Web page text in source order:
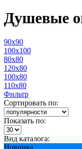
Душевые
90x90
100x100
80x80
120x80
100x80
110x80
Фильтр
Сортировать по:
Показать по:
Вид каталога:
Новинка